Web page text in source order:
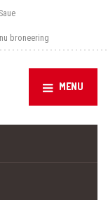
broneering
MENU